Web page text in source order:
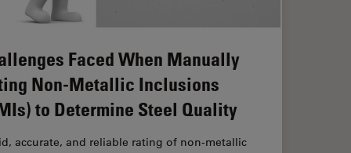
Faced When Manually
Non-Metallic Inclusions
to Determine Steel Quality
accurate, and reliable rating of non-metallic